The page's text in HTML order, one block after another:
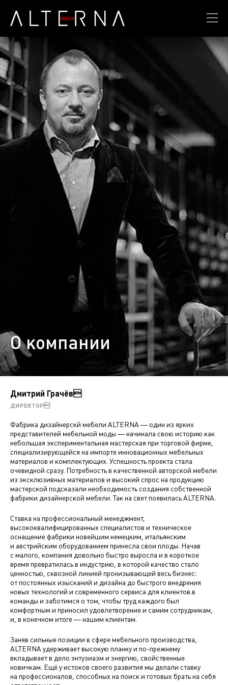
О компании
Дмитрий Грачёв
ДИРЕКТОР
Фабрика дизайнерскй мебели ALTERNA — один из ярких
представителей мебельной моды — начинала свою историю как
небольшая экспериментальная мастерская при торговой фирме,
специализирующейся на импорте инновационных мебельных
материалов и комплектующих. Успешность проекта стала
очевидной сразу. Потребность в качественной авторской мебели
из эксклюзивных материалов и высокий спрос на продукцию
мастерской подсказали необходимость создания собственной
фабрики дизайнерской мебели. Так на свет появилась ALTERNA.
Ставка на профессиональный менеджмент,
высококвалифицированных специалистов и техническое
оснащение фабрики новейшим немецким, итальянским
и австрийским оборудованием принесла свои плоды. Начав
с малого, компания довольно быстро выросла и в короткое
время превратилась в индустрию, в которой качество стало
ценностью, сквозной линией пронизывающей весь бизнес:
от постоянных изысканий и дизайна до быстрого внедрения
новых технологий и современного сервиса для клиентов.в
команды и заботимся о том, чтобы труд каждого был
комфортным и приносил удовлетворение и самим сотрудникам,
и, в конечном итоге — нашим клиентам.
Заняв сильные позиции в сфере мебельного производства,
ALTERNA удерживает высокую планку и по-прежнему
вкладывает в дело энтузиазм и энергию, свойственные
новичкам. Ещё у истоков своего развития мы делали ставку
на профессионалов, способных на поиск и готовых брать на себя